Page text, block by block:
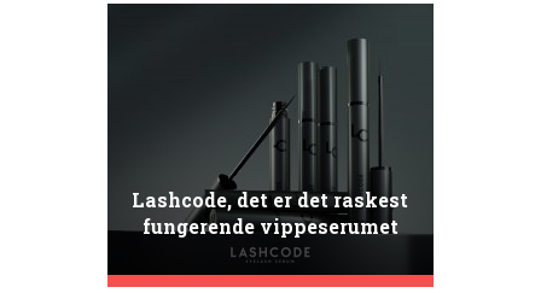
Lashcode, det er det raskest
fungerende vippeserumet
for vekst av vippene